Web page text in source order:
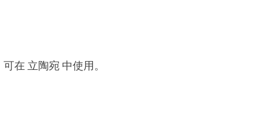
在 立陶宛 中使用。